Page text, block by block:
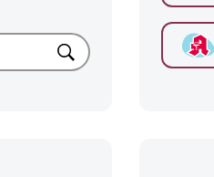
Ara